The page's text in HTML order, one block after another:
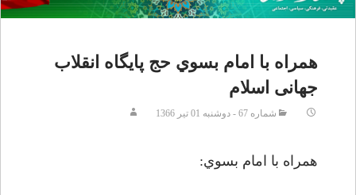
همراه با امام بسوي حج پایگاه انقلاب
جهانی اسلام
شماره 67 - دوشنبه 01 تير 1366
همراه با امام بسوي: